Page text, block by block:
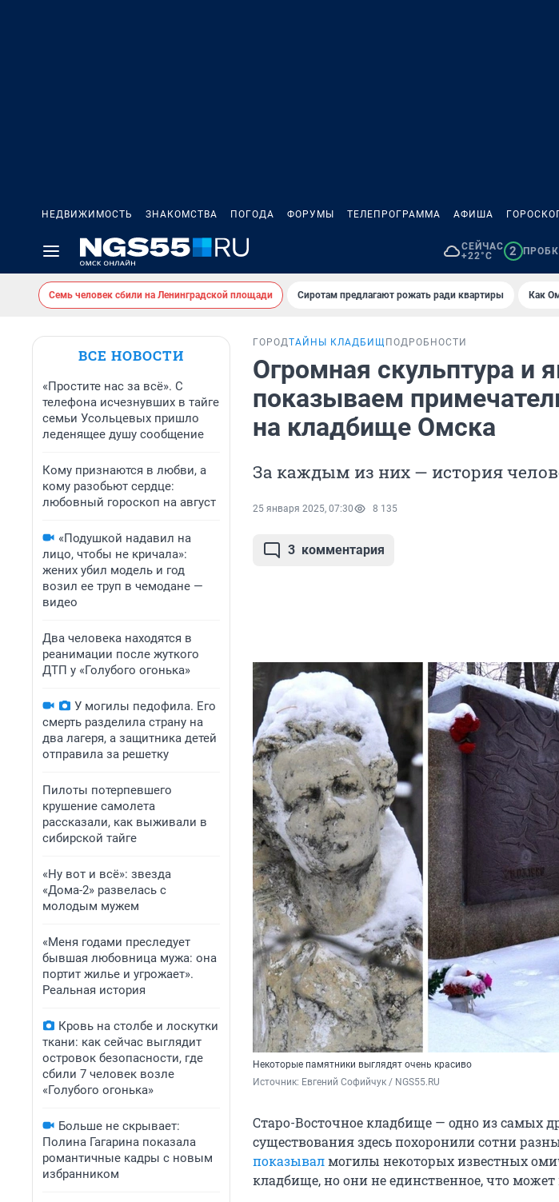
НЕДВИЖИМОСТЬ ЗНАКОМСТВА ПОГОДА ФОРУМЫ ТЕЛЕПРОГРАММА АФИША
СЕЙЧАС
+22°C
2
Семь человек сбили на Ленинградской площади Сиротам предлагают рожать ради квартиры Как
ВСЕ НОВОСТИ
«Простите нас за всё». С
телефона исчезнувших в тайге
семьи Усольцевых пришло
леденящее душу сообщение
Кому признаются в любви, а
кому разобьют сердце:
любовный гороскоп на август
«Подушкой надавил на
лицо, чтобы не кричала»:
жених убил модель и год
возил ее труп в чемодане —
видео
Два человека находятся в
реанимации после жуткого
ДТП у «Голубого огонька»
У могилы педофила. Его
смерть разделила страну на
два лагеря, а защитника детей
отправила за решетку
Пилоты потерпевшего
крушение самолета
рассказали, как выживали в
сибирской тайге
«Ну вот и всё»: звезда
«Дома-2» развелась с
молодым мужем
«Меня годами преследует
бывшая любовница мужа: она
портит жилье и угрожает».
Реальная история
Кровь на столбе и лоскутки
ткани: как сейчас выглядит
островок безопасности, где
сбили 7 человек возле
«Голубого огонька»
Больше не скрывает:
Полина Гагарина показала
романтичные кадры с новым
избранником
ГОРОДТАЙНЫ КЛАДБИЩ ПОДРОБНОСТИ
Огромная скульптура и
показываем
на кладбище Омска
За каждым из них — история
25 января 2025, 07:30 8 135
3 комментария
Некоторые памятники выглядят очень красиво
Источник: Евгений Софийчук / NGS55.RU
Старо-Восточное кладбище — одно из самых
существования здесь похоронили сотни
показывалмогилы некоторых известных
кладбище, но они не единственное, что